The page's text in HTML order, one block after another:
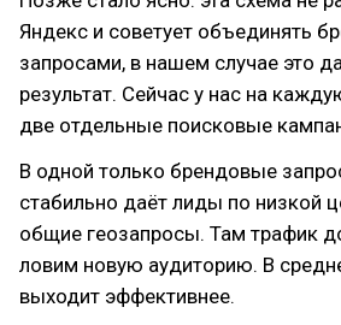
Яндекс и советует объединять
запросами, в нашем случае это
результат. Сейчас у нас на
две отдельные поисковые
В одной только брендовые
стабильно даёт лиды по низкой
общие геозапросы. Там трафик
ловим новую аудиторию. В
выходит эффективнее.